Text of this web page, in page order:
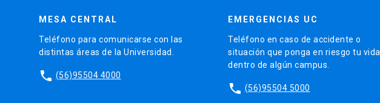
MESA CENTRAL
Teléfono para comunicarse con las
distintas áreas de la Universidad.
phone (56)95504 4000
EMERGENCIAS UC
Teléfono en caso de accidente o
situación que ponga en riesgo tu vida
dentro de algún campus.
phone (56)95504 5000